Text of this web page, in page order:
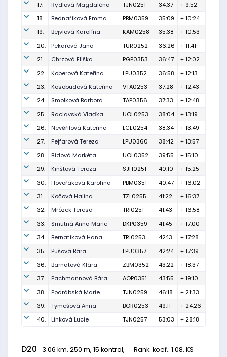
17.
Rýdlová Magdaléna TJN0251 34:37
+ 9:52
18.
Bednaříková Emma PBM0359 35:09
+ 10:24
19.
Bejvlová Karolína KAM0258 35:38
+ 10:53
20.
Pekařová Jana TUR0252 36:26
+ 11:41
21.
Chrzová Eliška PGP0353 36:47
+ 12:02
22.
Koberová Kateřina LPU0352 36:58
+ 12:13
23.
Kosobudová Kateřina VTA0253 37:28
+ 12:43
24.
Smolková Barbora TAP0356 37:33
+ 12:48
25.
Raclavská Vlaďka UOL0253 38:04
+ 13:19
26.
Nevěřilová Kateřina LCE0254 38:34
+ 13:49
27.
Fejfarová Tereza LPU0360 38:42
+ 13:57
28.
Bídová Markéta UOL0352 39:55
+ 15:10
29.
Kinštová Tereza SJH0251 40:10
+ 15:25
30.
Hovořáková Karolína PBM0351 40:47
+ 16:02
31.
Kočová Halina TZL0255 41:22
+ 16:37
32.
Mrózek Teresa TRI0251 41:43
+ 16:58
33.
Smutná Anna Marie DKP0359 41:45
+ 17:00
34.
Bernatíková Hana TRI0253 42:13
+ 17:28
35.
Pušová Bára LPU0357 42:24
+ 17:39
36.
Barnatová Klára ZBM0352 43:22
+ 18:37
37.
Pachmannová Bára AOP0351 43:55
+ 19:10
38.
Podrábská Marie TJN0259 46:18
+ 21:33
39.
Tymešová Anna BOR0253 49:11
+ 24:26
40.
Linková Lucie TJN0257 53:03 + 28:18
D20 3.06 km, 250 m, 15 kontrol, Rank. koef.: 1.08, KS